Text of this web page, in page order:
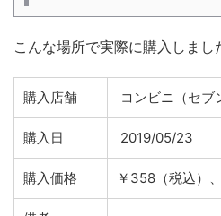
こんな場所で実際に購入しまし
購入店舗 コンビニ（セブ
購入日 2019/05/23
購入価格 ￥358（税込）